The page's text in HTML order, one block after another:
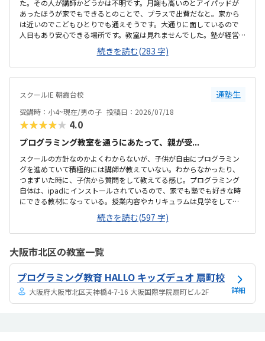
た。その人が講師かどうかは不明です。月謝も高いのとアイパッドが
あったほうが家でもできるとのことで、プラスで出費だなと。家から
は近いのでこどもひとりでも通えそうです。大通りに面しているので
人目もあり安心できる場所です。教室は見れませんでした。塾が経営
しているとのことで塾の方の教室は少し覗けました。建物自体が古い
感じでした。週1で15,000円は高いように思いました。もう少し回数を
増やしてもらうか、下げてもらえると助かります。説明してくれた方
はとても説明がわかりやすく、こどもに寄り添ってくださいました。
続きを読む(283 字)
スクールIE 朝霞台校 通塾生
受講時：小4~現在/男の子 投稿日：2026/07/18
★★★★★ 4.0
プログラミング教室を通うにあたって、親が受...
スクールの方針なのかよくわからないが、子供が自由にプログラミン
グを進めていて積極的には講師が教えていない。わからなかったり、
つまずいた時に、子供から質問をして教えてる感じ。プログラミング
自体は、ipadにインストールされているので、家でも塾でも好きな時
にできる教材になっている。授業内容やカリキュラムは見学をしてい
ないので子供の話だが、積極的に講師が教えていないみたい。月1回は
プログラミングで作ったものを発表すると聞いていたが、実施してな
いみたい。駅からは徒歩ですぐ来れる距離で、一本道だから迷うこと
は路上駐車になります。駐輪スペースはあるので子供一人でも近い人
なら行けると思います。奥の方まで覗いたことはないので詳しくはわ
からないが、入り口や教室の内装は奇麗だと思います。気軽に入りや
すい感じがします。ひとそれぞれになってしまい...
続きを読む(597 字)
大阪市北区の教室一覧
プログラミング教育 HALLO キッズデュオ 扇町校
大阪府大阪市北区天神橋4-7-16 大阪国際学院扇町ビル2F 詳細